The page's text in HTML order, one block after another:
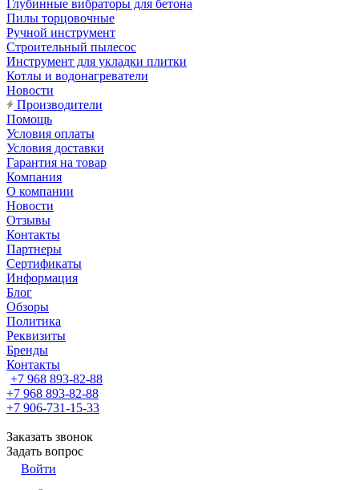
Глубинные вибраторы для бетона
Пилы торцовочные
Ручной инструмент
Строительный пылесос
Инструмент для укладки плитки
Котлы и водонагреватели
Новости
Производители
Помощь
Условия оплаты
Условия доставки
Гарантия на товар
Компания
О компании
Новости
Отзывы
Контакты
Партнеры
Сертификаты
Информация
Блог
Обзоры
Политика
Реквизиты
Бренды
Контакты
+7 968 893-82-88
+7 968 893-82-88
+7 906-731-15-33
Заказать звонок
Задать вопрос
Войти